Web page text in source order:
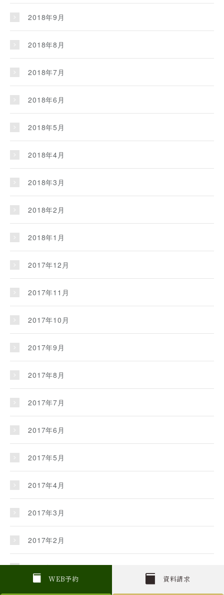
W EB予約 資料請求
2018年9月
2018年8月
2018年7月
2018年6月
2018年5月
2018年4月
2018年3月
2018年2月
2018年1月
2017年12月
2017年11月
2017年10月
2017年9月
2017年8月
2017年7月
2017年6月
2017年5月
2017年4月
2017年3月
2017年2月
2017年1月